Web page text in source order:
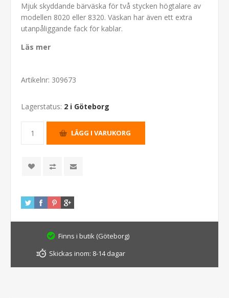
Mjuk skyddande bärväska för två stycken högtalare av
modellen 8020 eller 8320. Väskan har även ett extra
utanpåliggande fack för kablar.
Läs mer
Artikelnr: 309673
Lagerstatus: 2 i Göteborg
Finns i butik (Göteborg)
Skickas inom: 8-14 dagar